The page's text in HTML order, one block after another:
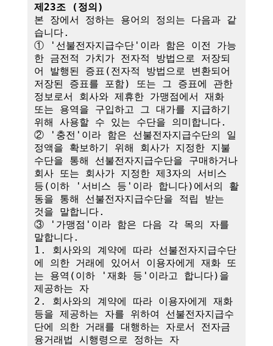
제23조 (정의)
본 장에서 정하는 용어의 정의는 다음과 같
습니다.
① '선불전자지급수단'이라 함은 이전 가능
한 금전적 가치가 전자적 방법으로 저장되
어 발행된 증표(전자적 방법으로 변환되어
저장된 증표를 포함) 또는 그 증표에 관한
정보로서 회사와 제휴한 가맹점에서 재화
또는 용역을 구입하고 그 대가를 지급하기
위해 사용할 수 있는 수단을 의미합니다.
② '충전'이라 함은 선불전자지급수단의 일
정액을 확보하기 위해 회사가 지정한 지불
수단을 통해 선불전자지급수단을 구매하거나
회사 또는 회사가 지정한 제3자의 서비스
등(이하 '서비스 등'이라 합니다)에서의 활
동을 통해 선불전자지급수단을 적립 받는
것을 말합니다.
③ '가맹점'이라 함은 다음 각 목의 자를
말합니다.
1. 회사와의 계약에 따라 선불전자지급수단
에 의한 거래에 있어서 이용자에게 재화 또
는 용역(이하 '재화 등'이라고 합니다)을
제공하는 자
2. 회사와의 계약에 따라 이용자에게 재화
등을 제공하는 자를 위하여 선불전자지급수
단에 의한 거래를 대행하는 자로서 전자금
융거래법 시행령으로 정하는 자